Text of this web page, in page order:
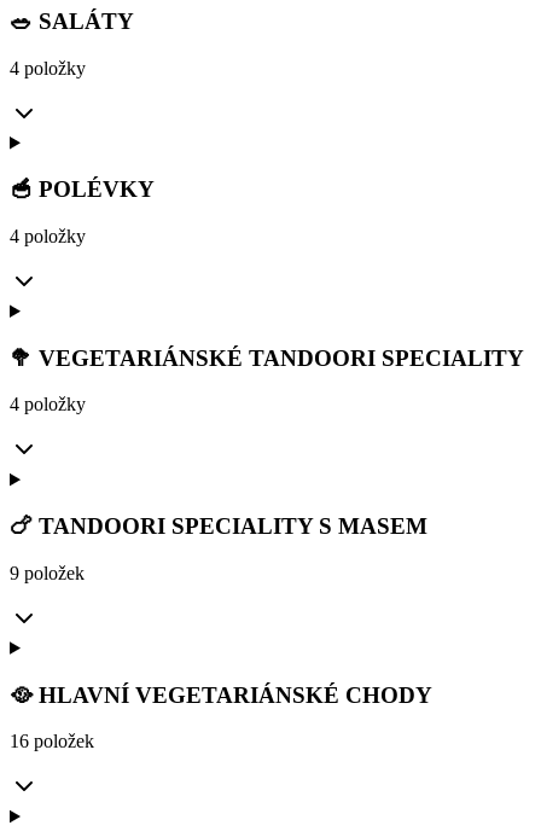
🥗 SALÁTY
4 položky
🥣 POLÉVKY
4 položky
🥦 VEGETARIÁNSKÉ TANDOORI SPECIALITY
4 položky
🍗 TANDOORI SPECIALITY S MASEM
9 položek
🥘 HLAVNÍ VEGETARIÁNSKÉ CHODY
16 položek